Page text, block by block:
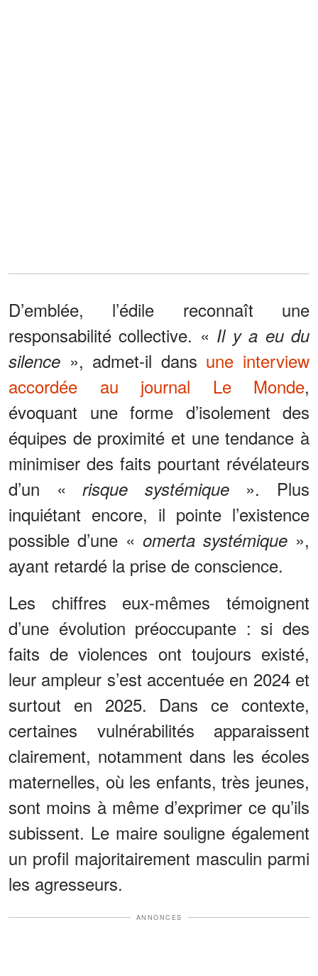
D’emblée, l’édile reconnaît une
responsabilité collective. « Il y a eu du
silence », admet-il dans une interview
accordée au journal Le Monde,
évoquant une forme d’isolement des
équipes de proximité et une tendance à
minimiser des faits pourtant révélateurs
d’un «risque systémique ». Plus
inquiétant encore, il pointe l’existence
possible d’une « omerta systémique »,
ayant retardé la prise de conscience.
Les chiffres eux-mêmes témoignent
d’une évolution préoccupante : si des
faits de violences ont toujours existé,
leur ampleur s’est accentuée en 2024 et
surtout en 2025. Dans ce contexte,
certaines vulnérabilités apparaissent
clairement, notamment dans les écoles
maternelles, où les enfants, très jeunes,
sont moins à même d’exprimer ce qu’ils
subissent. Le maire souligne également
un profil majoritairement masculin parmi
les agresseurs.
ANNONCES